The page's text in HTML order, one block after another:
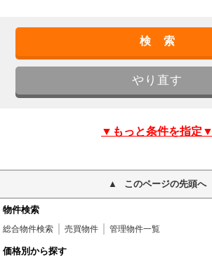
▼もっと条件を指定▼
このページの先頭へ
物件検索
総合物件検索 売買物件 管理物件一覧
価格別から探す